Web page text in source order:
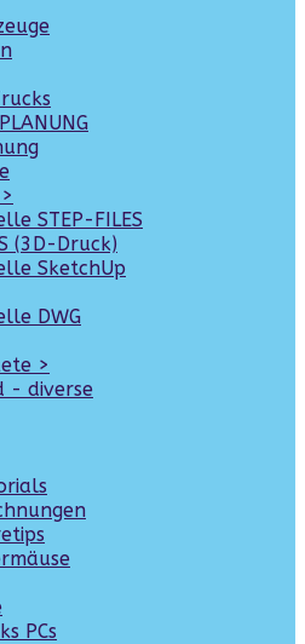
STEP-FILES
(3D-Druck)
SketchUp
DWG
>
- diverse
PCs